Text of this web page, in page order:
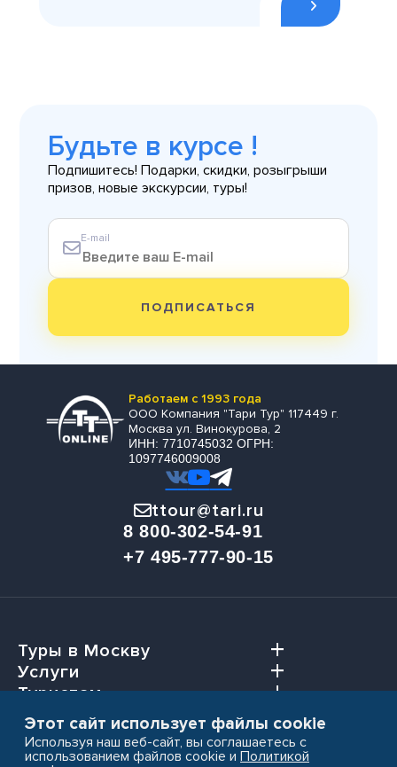
Будьте в курсе !
Подпишитесь! Подарки, скидки, розыгрыши
призов, новые экскурсии, туры!
E-mail
ПОДПИСАТЬСЯ
Работаем с 1993 года
ООО Компания "Тари Тур" 117449 г.
Москва ул. Винокурова, 2
ИНН: 7710745032 ОГРН:
1097746009008
ttour@tari.ru
8 800-302-54-91
+7 495-777-90-15
Туры в Москву
Услуги
Туристам
Агентствам
Этот сайт использует файлы cookie
Используя наш веб-сайт, вы соглашаетесь с
использованием файлов cookie и Политикой